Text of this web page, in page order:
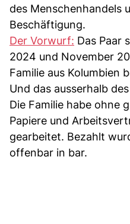
des Menschenhandels
Beschäftigung.
Der Vorwurf: Das Paar
2024 und November
Familie aus Kolumbien
Und das ausserhalb
Die Familie habe ohne
Papiere und
gearbeitet. Bezahlt
offenbar in bar.